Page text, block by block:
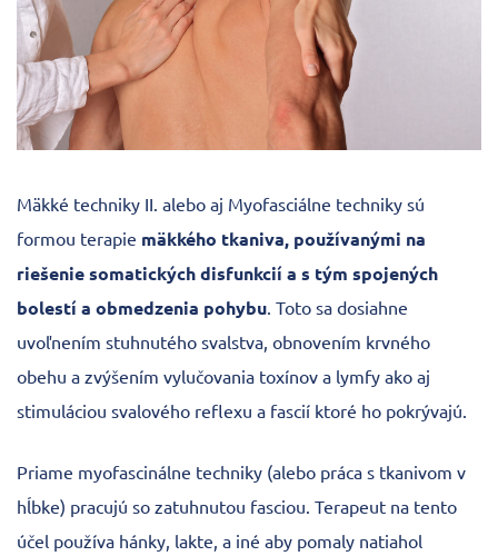
Mäkké techniky II. alebo aj Myofasciálne techniky sú
formou terapie mäkkého tkaniva, používanými na
riešenie somatických disfunkcií a s tým spojených
bolestí a obmedzenia pohybu . Toto sa dosiahne
uvoľnením stuhnutého svalstva, obnovením krvného
obehu a zvýšením vylučovania toxínov a lymfy ako aj
stimuláciou svalového reflexu a fascií ktoré ho pokrývajú.
Priame myofascinálne techniky (alebo práca s tkanivom v
hĺbke) pracujú so zatuhnutou fasciou. Terapeut na tento
účel používa hánky, lakte, a iné aby pomaly natiahol